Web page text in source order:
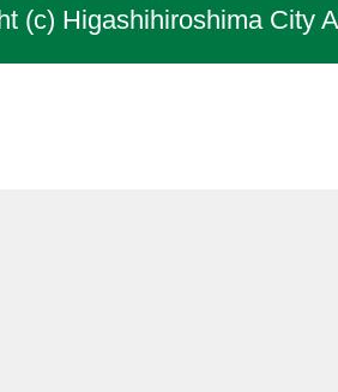
(c) Higashihiroshima City